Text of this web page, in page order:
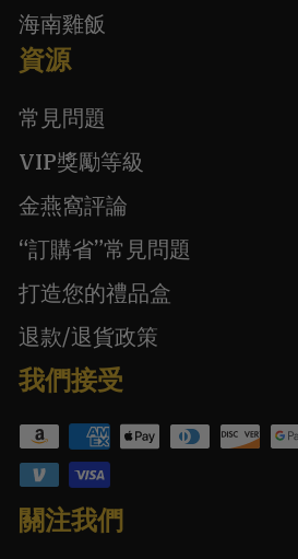
海南雞飯
資源
常見問題
VIP獎勵等級
金燕窩評論
“訂購省”常見問題
打造您的禮品盒
退款/退貨政策
我們接受
關注我們